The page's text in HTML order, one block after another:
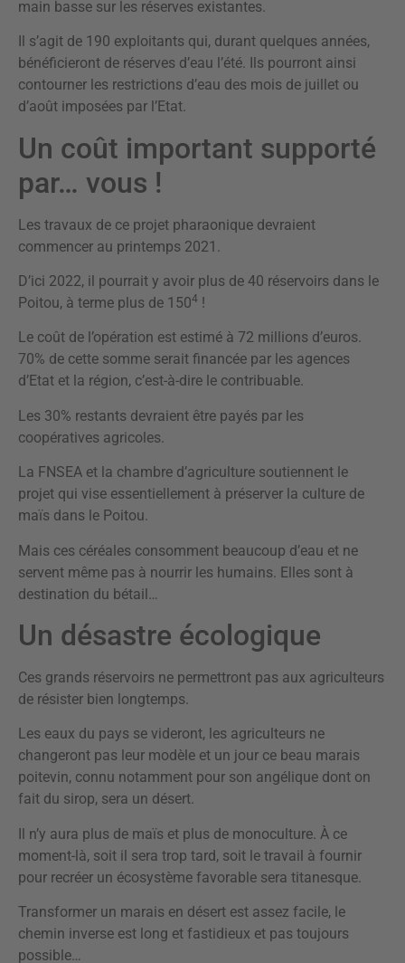
main basse sur les réserves existantes.
Il s’agit de 190 exploitants qui, durant quelques années,
bénéficieront de réserves d’eau l’été. Ils pourront ainsi
contourner les restrictions d’eau des mois de juillet ou
d’août imposées par l’Etat.
Un coût important supporté
par… vous !
Les travaux de ce projet pharaonique devraient
commencer au printemps 2021.
D’ici 2022, il pourrait y avoir plus de 40 réservoirs dans le
Poitou, à terme plus de 1504 !
Le coût de l’opération est estimé à 72 millions d’euros.
70% de cette somme serait financée par les agences
d’Etat et la région, c’est-à-dire le contribuable.
Les 30% restants devraient être payés par les
coopératives agricoles.
La FNSEA et la chambre d’agriculture soutiennent le
projet qui vise essentiellement à préserver la culture de
maïs dans le Poitou.
Mais ces céréales consomment beaucoup d’eau et ne
servent même pas à nourrir les humains. Elles sont à
destination du bétail…
Un désastre écologique
Ces grands réservoirs ne permettront pas aux agriculteurs
de résister bien longtemps.
Les eaux du pays se videront, les agriculteurs ne
changeront pas leur modèle et un jour ce beau marais
poitevin, connu notamment pour son angélique dont on
fait du sirop, sera un désert.
Il n’y aura plus de maïs et plus de monoculture. À ce
moment-là, soit il sera trop tard, soit le travail à fournir
pour recréer un écosystème favorable sera titanesque.
Transformer un marais en désert est assez facile, le
chemin inverse est long et fastidieux et pas toujours
possible…